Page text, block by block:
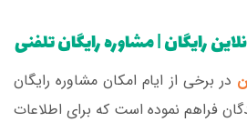
رایگان | مشاوره رایگان تلفنی
در برخی از ایام امکان مشاوره رایگان
فراهم نموده است که برای اطلاعات